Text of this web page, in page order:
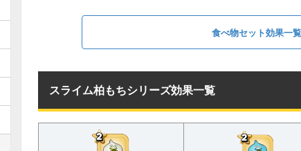
食べ物セット効果一覧
スライム柏もちシリーズ効果一覧